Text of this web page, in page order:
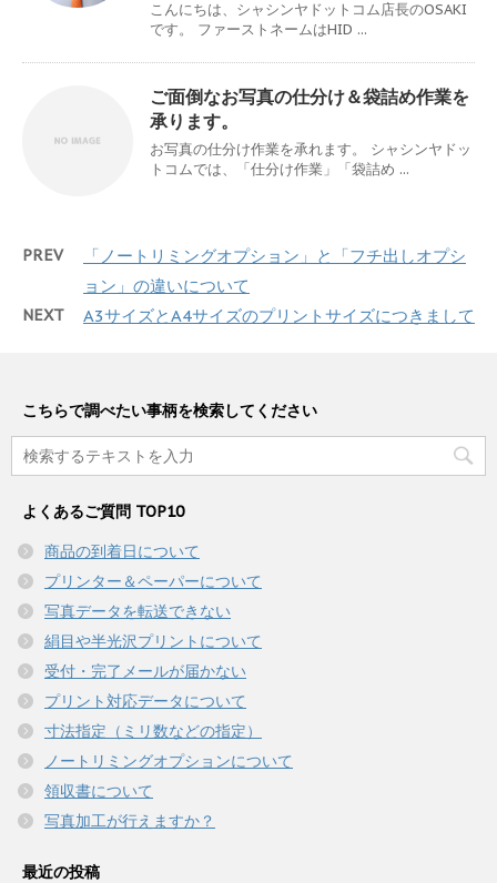
こんにちは、シャシンヤドットコム店長のOSAKI
です。 ファーストネームはHID ...
ご面倒なお写真の仕分け＆袋詰め作業を
承ります。
お写真の仕分け作業を承れます。 シャシンヤドッ
トコムでは、「仕分け作業」「袋詰め ...
PREV
「ノートリミングオプション」と「フチ出しオプシ
ョン」の違いについて
NEXT A3サイズとA4サイズのプリントサイズにつきまして
こちらで調べたい事柄を検索してください
よくあるご質問 TOP10
商品の到着日について
プリンター＆ペーパーについて
写真データを転送できない
絹目や半光沢プリントについて
受付・完了メールが届かない
プリント対応データについて
寸法指定（ミリ数などの指定）
ノートリミングオプションについて
領収書について
写真加工が行えますか？
最近の投稿